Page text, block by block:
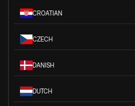
CROATIAN
CZECH
DANISH
DUTCH